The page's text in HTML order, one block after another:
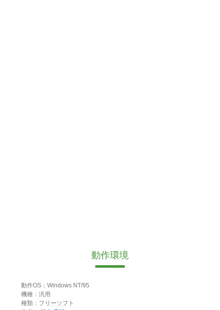
動作環境
動作OS：Windows NT/95
機種：汎用
種類：フリーソフト